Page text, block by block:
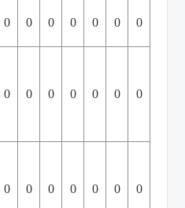
0 0 0 0 0 0 0
0 0 0 0 0 0 0
0 0 0 0 0 0 0